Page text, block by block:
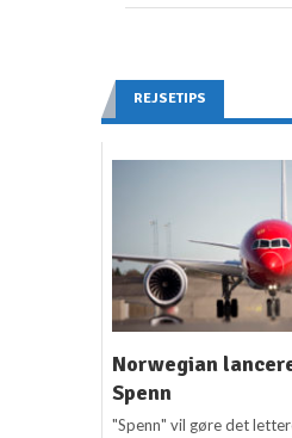
REJSETIPS
Norwegian
Spenn
"Spenn" vil gøre det